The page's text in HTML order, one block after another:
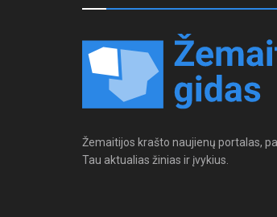
Žemaitijos krašto naujienų portalas,
Tau aktualias žinias ir įvykius.